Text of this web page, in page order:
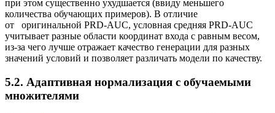
при этом существенно ухудшается (ввиду меньшего
количества обучающих примеров). В отличие
от оригинальной PRD-AUC, условная средняя PRD-AUC
учитывает разные области координат входа с равным весом,
из-за чего лучше отражает качество генерации для разных
значений условий и позволяет различать модели по качеству.
5.2. Адаптивная нормализация с обучаемыми
множителями